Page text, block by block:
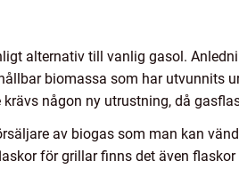
alternativ till vanlig gasol.
biomassa som har utvunnits
någon ny utrustning, då
av biogas som man kan
för grillar finns det även